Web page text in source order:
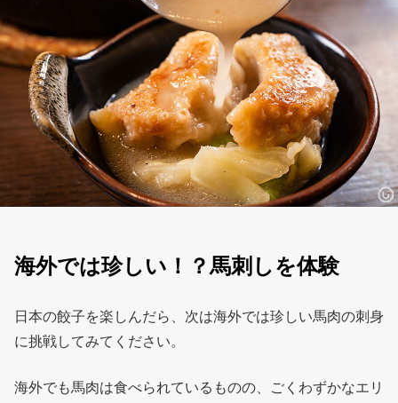
海外では珍しい！？馬刺しを体験
日本の餃子を楽しんだら、次は海外では珍しい馬肉の刺身
に挑戦してみてください。
海外でも馬肉は食べられているものの、ごくわずかなエリ